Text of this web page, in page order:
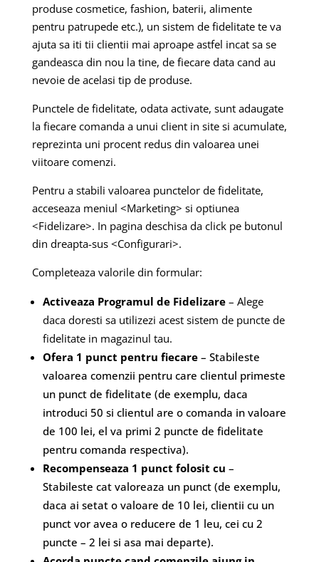
produse cosmetice, fashion, baterii, alimente
pentru patrupede etc.), un sistem de fidelitate te va
ajuta sa iti tii clientii mai aproape astfel incat sa se
gandeasca din nou la tine, de fiecare data cand au
nevoie de acelasi tip de produse.
Punctele de fidelitate, odata activate, sunt adaugate
la fiecare comanda a unui client in site si acumulate,
reprezinta uni procent redus din valoarea unei
viitoare comenzi.
Pentru a stabili valoarea punctelor de fidelitate,
acceseaza meniul <Marketing> si optiunea
<Fidelizare>. In pagina deschisa da click pe butonul
din dreapta-sus <Configurari>.
Completeaza valorile din formular:
Activeaza Programul de Fidelizare– Alege
daca doresti sa utilizezi acest sistem de puncte de
fidelitate in magazinul tau.
Ofera 1 punct pentru fiecare– Stabileste
valoarea comenzii pentru care clientul primeste
un punct de fidelitate (de exemplu, daca
introduci 50 si clientul are o comanda in valoare
de 100 lei, el va primi 2 puncte de fidelitate
pentru comanda respectiva).
Recompenseaza 1 punct folosit cu –
Stabileste cat valoreaza un punct (de exemplu,
daca ai setat o valoare de 10 lei, clientii cu un
punct vor avea o reducere de 1 leu, cei cu 2
puncte – 2 lei si asa mai departe).